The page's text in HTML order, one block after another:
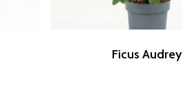
Ficus Audrey